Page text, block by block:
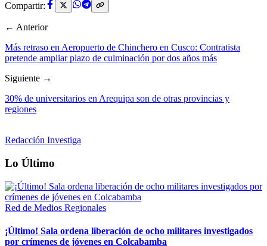
Compartir:
← Anterior
Más retraso en Aeropuerto de Chinchero en Cusco: Contratista
pretende ampliar plazo de culminación por dos años más
Siguiente →
30% de universitarios en Arequipa son de otras provincias y
regiones
Redacción Investiga
Lo Último
Red de Medios Regionales
¡Último! Sala ordena liberación de ocho militares investigados
por crímenes de jóvenes en Colcabamba